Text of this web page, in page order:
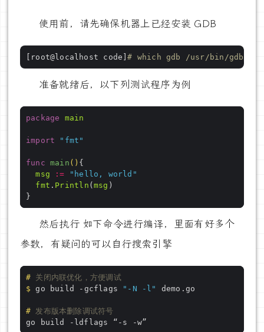
使用前，请先确保机器上已经安装 GDB
[root@localhost code]# which gdb /usr/bin/gdb
准备就绪后，以下列测试程序为例
package main
import "fmt"
func main ()
msg
:=
"hello, world"
fmt . Println ( msg
然后执行 如下命令进行编译，里面有好多个
参数，有疑问的可以自行搜索引擎
# 关闭内联优化，方便调试
$ go build -gcflags "-N -l" demo.go
# 发布版本删除调试符号